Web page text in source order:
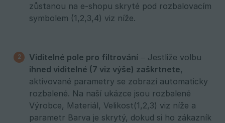
zůstanou na e-shopu skryté pod rozbalovacím
symbolem (1,2,3,4) viz níže.
Viditelné pole pro filtrování – Jestliže volbu
ihned viditelné (7 viz výše) zaškrtnete,
aktivované parametry se zobrazí automaticky
rozbalené. Na naší ukázce jsou rozbalené
Výrobce, Materiál, Velikost(1,2,3) viz níže a
parametr Barva je skrytý, dokud si ho zákazník